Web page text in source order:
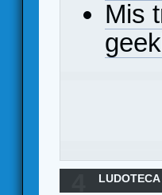
Mis
LUDOTECA